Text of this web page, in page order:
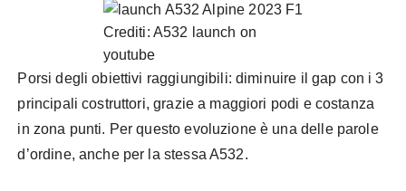
Crediti: A532 launch on
youtube
Porsi degli obiettivi raggiungibili: diminuire il gap con i 3
principali costruttori, grazie a maggiori podi e costanza
in zona punti. Per questo evoluzione è una delle parole
d’ordine, anche per la stessa A532.